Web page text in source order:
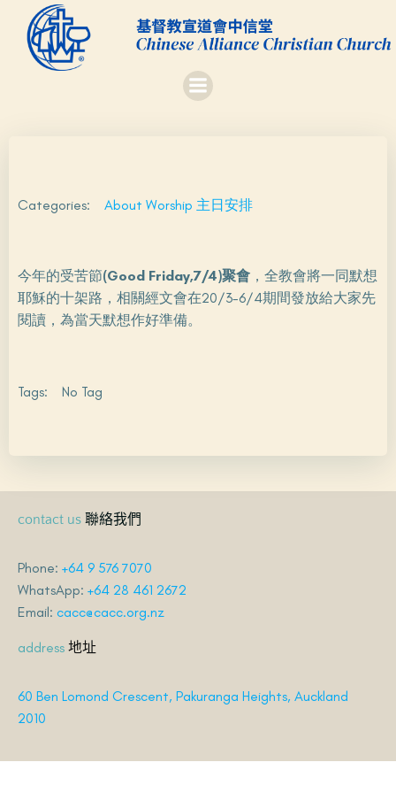
to
content
Categories: About Worship 主日安排
今年的受苦節(Good Friday,7/4)聚會 ，全教會將一同默想
耶穌的十架路，相關經文會在20/3-6/4期間發放給大家先
閱讀，為當天默想作好準備。
Tags: No Tag
contact us 聯絡我們
Phone: +64 9 576 7070
WhatsApp: +64 28 461 2672
Email: cacc@cacc.org.nz
address 地址
60 Ben Lomond Crescent, Pakuranga Heights, Auckland
2010